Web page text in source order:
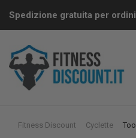
Spedizione gratuita per
Fitness Discount Cyclette